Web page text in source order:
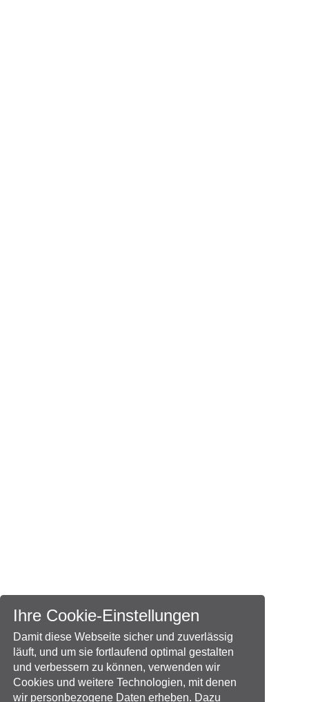
Ihre Cookie-Einstellungen
Damit diese Webseite sicher und zuverlässig
läuft, und um sie fortlaufend optimal gestalten
und verbessern zu können, verwenden wir
Cookies und weitere Technologien, mit denen
wir personbezogene Daten erheben. Dazu